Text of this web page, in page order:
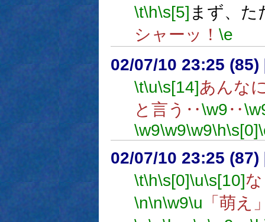
\t\h\s[5] まず、た
シャーッ！ \e
02/07/10 23:25 (85)
\t\u\s[14]あんな
と言う‥\w9‥
\w9\w9\w9\h\s[0]
02/07/10 23:25 (87)
\t\h\s[0]\u\s[10]
\n\n\w9\u 「萌え